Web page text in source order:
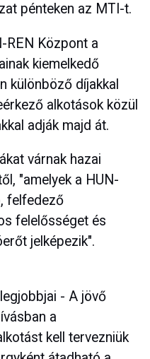
pénteken az MTI-t.
REN Központ a
kiemelkedő
különböző díjakkal
alkotások közül
adják majd át.
várnak hazai
"amelyek a HUN-
felfedező
felelősséget és
jelképezik".
- A jövő
a
kell tervezniük